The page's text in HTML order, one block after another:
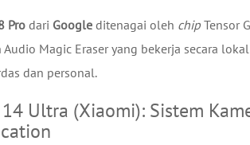
Pro dari Google ditenagai oleh chip Tensor
Audio Magic Eraser yang bekerja secara
dan personal.
Ultra (Xiaomi): Sistem